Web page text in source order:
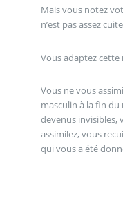
Mais vous notez
n’est pas assez
Vous adaptez
Vous ne vous
masculin à la fin du
devenus invisibles,
assimilez, vous
qui vous a été